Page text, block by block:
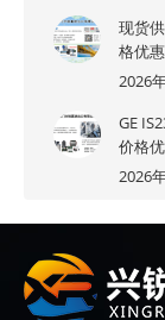
现货
格优
2026
GE
价格
2026